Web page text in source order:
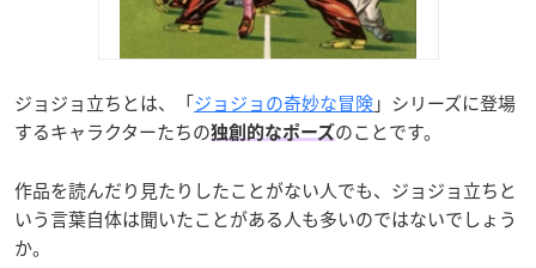
ジョジョ立ちとは、「ジョジョの奇妙な冒険」シリーズに登場
するキャラクターたちの独創的なポーズ のことです。
作品を読んだり見たりしたことがない人でも、ジョジョ立ちと
いう言葉自体は聞いたことがある人も多いのではないでしょう
か。